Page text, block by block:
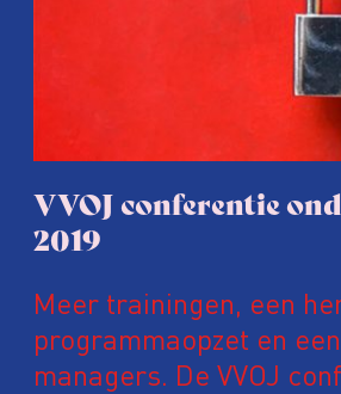
VVOJ conferentie
2019
Meer trainingen, een
programmaopzet en
managers. De VVOJ